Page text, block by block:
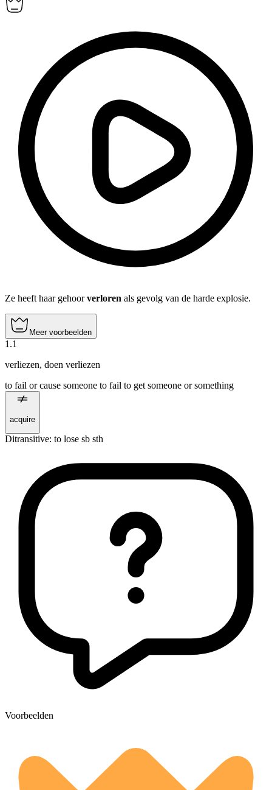
Ze heeft haar gehoorverloren als gevolg van de harde explosie.
Meer voorbeelden
1 .1
verliezen, doen verliezen
to fail or cause someone to fail to get someone or something
acquire
Ditransitive: to lose sb sth
Voorbeelden